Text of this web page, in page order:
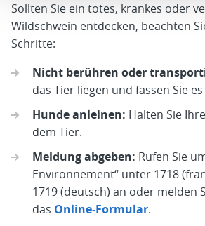
Sollten Sie ein totes, krankes oder
Wildschwein entdecken, beachten
Schritte:
Nicht berühren oder
das Tier liegen und fassen Sie
Hunde anleinen: Halten Sie
dem Tier.
Meldung abgeben: Rufen Sie
Environnement“ unter 1718
1719 (deutsch) an oder melden
das Online-Formular.